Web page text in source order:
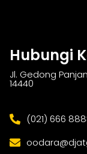
Hubungi
Jl. Gedong
14440
(021) 666